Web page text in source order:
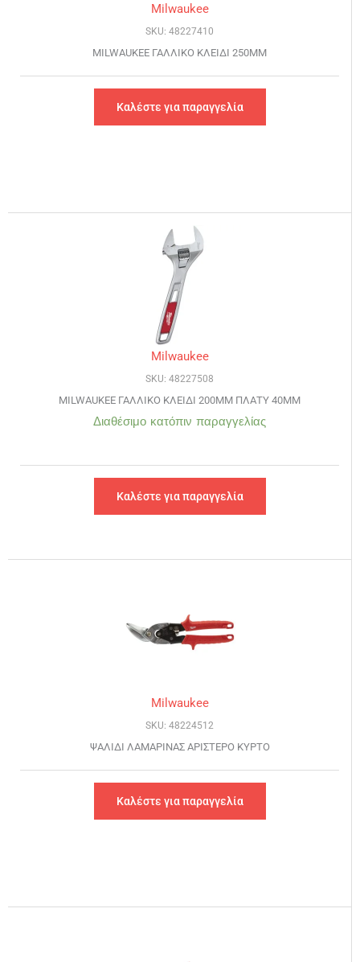
Milwaukee
SKU: 48227410
MILWAUKEE ΓΑΛΛΙΚΟ ΚΛΕΙΔΙ 250MM
Καλέστε για παραγγελία
Milwaukee
SKU: 48227508
MILWAUKEE ΓΑΛΛΙΚΟ ΚΛΕΙΔΙ 200MM ΠΛΑΤΥ 40MM
Διαθέσιμο κατόπιν παραγγελίας
Καλέστε για παραγγελία
Milwaukee
SKU: 48224512
ΨΑΛΙΔΙ ΛΑΜΑΡΙΝΑΣ ΑΡΙΣΤΕΡΟ ΚΥΡΤΟ
Καλέστε για παραγγελία